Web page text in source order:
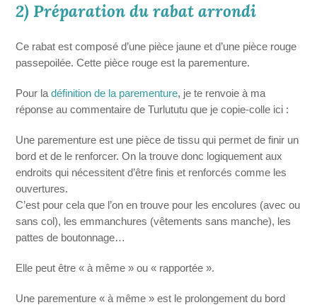
2) Préparation du rabat arrondi
Ce rabat est composé d’une pièce jaune et d’une pièce rouge
passepoilée. Cette pièce rouge est la parementure.
Pour ladéfinition de la parementure, je te renvoie à ma
réponse au commentaire de Turlututu que je copie-colle ici :
Une parementure est une pièce de tissu qui permet de finir un
bord et de le renforcer. On la trouve donc logiquement aux
endroits qui nécessitent d’être finis et renforcés comme les
ouvertures.
C’est pour cela que l’on en trouve pour les encolures (avec ou
sans col), les emmanchures (vêtements sans manche), les
pattes de boutonnage…
Elle peut être « à même » ou « rapportée ».
Une parementure « à même » est le prolongement du bord